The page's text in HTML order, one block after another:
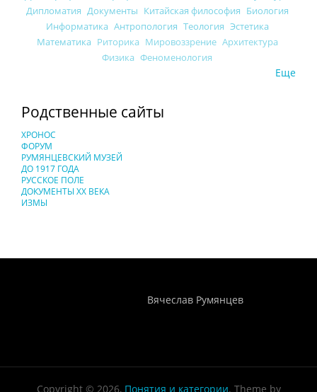
Дипломатия Документы Китайская философия Биология
Информатика Антропология Теология Эстетика
Математика Риторика Мировоззрение Архитектура
Физика Феноменология
Еще
Родственные сайты
ХРОНОС
ФОРУМ
РУМЯНЦЕВСКИЙ МУЗЕЙ
ДО 1917 ГОДА
РУССКОЕ ПОЛЕ
ДОКУМЕНТЫ XX ВЕКА
ИЗМЫ
Вячеслав Румянцев
Copyright © 2026, Понятия и категории. Theme by